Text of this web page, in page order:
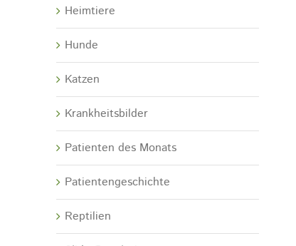
Heimtiere
Hunde
Katzen
Krankheitsbilder
Patienten des Monats
Patientengeschichte
Reptilien